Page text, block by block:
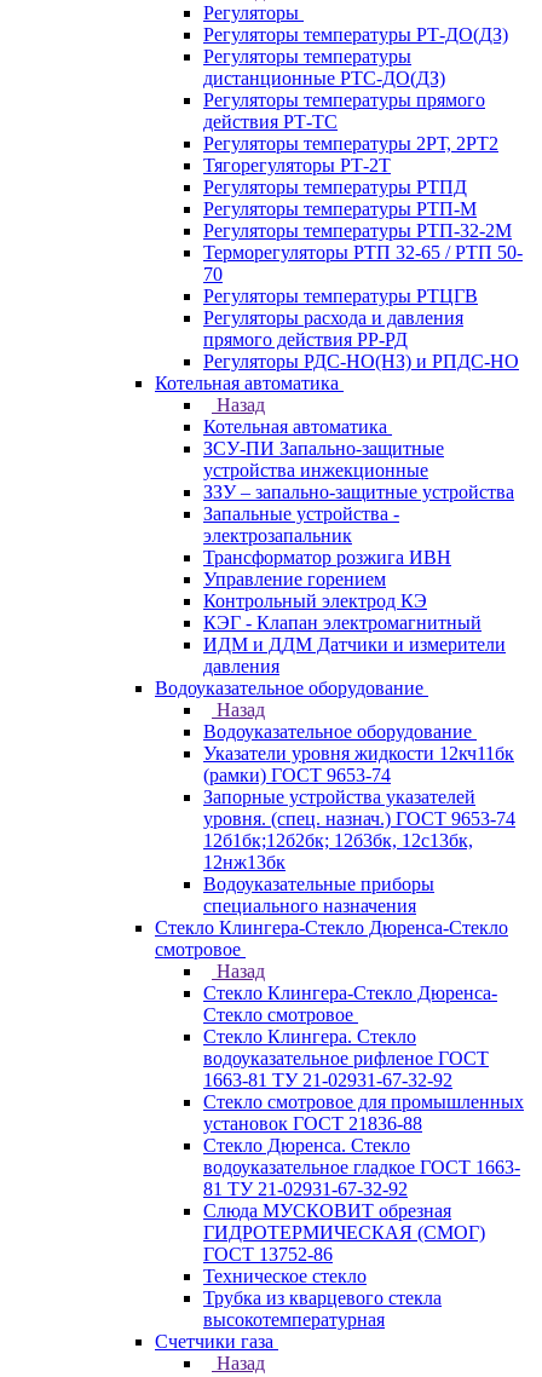
Регуляторы
Регуляторы температуры РТ-ДО(ДЗ)
Регуляторы температуры
дистанционные РТС-ДО(ДЗ)
Регуляторы температуры прямого
действия РТ-ТС
Регуляторы температуры 2РТ, 2РT2
Тягорегуляторы РТ-2Т
Регуляторы температуры РТПД
Регуляторы температуры РТП-M
Регуляторы температуры РТП-32-2М
Терморегуляторы РТП 32-65 / РТП 50-
70
Регуляторы температуры РТЦГВ
Регуляторы расхода и давления
прямого действия РР-РД
Регуляторы РДС-НО(НЗ) и РПДС-НО
Котельная автоматика
Назад
Котельная автоматика
ЗСУ-ПИ Запально-защитные
устройства инжекционные
ЗЗУ – запально-защитные устройства
Запальные устройства -
электрозапальник
Трансформатор розжига ИВН
Управление горением
Контрольный электрод КЭ
КЭГ - Клапан электромагнитный
ИДМ и ДДМ Датчики и измерители
давления
Водоуказательное оборудование
Назад
Водоуказательное оборудование
Указатели уровня жидкости 12кч11бк
(рамки) ГОСТ 9653-74
Запорные устройства указателей
уровня. (спец. назнач.) ГОСТ 9653-74
12б1бк;12б2бк; 12б3бк, 12с13бк,
12нж13бк
Водоуказательные приборы
специального назначения
Стекло Клингера-Стекло Дюренса-Стекло
смотровое
Назад
Стекло Клингера-Стекло Дюренса-
Стекло смотровое
Стекло Клингера. Стекло
водоуказательное рифленое ГОСТ
1663-81 ТУ 21-02931-67-32-92
Стекло смотровое для промышленных
установок ГОСТ 21836-88
Стекло Дюренса. Стекло
водоуказательное гладкое ГОСТ 1663-
81 ТУ 21-02931-67-32-92
Слюда МУСКОВИТ обрезная
ГИДРОТЕРМИЧЕСКАЯ (СМОГ)
ГОСТ 13752-86
Техническое стекло
Трубка из кварцевого стекла
высокотемпературная
Счетчики газа
Назад